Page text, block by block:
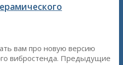
вам про новую версию
вибростенда. Предыдущие